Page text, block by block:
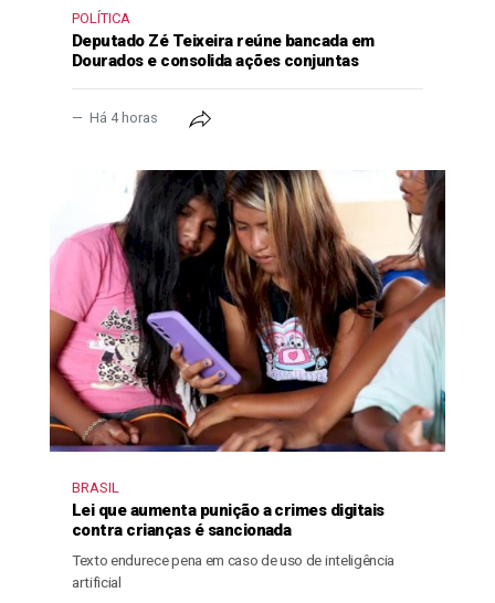
POLÍTICA
Deputado Zé Teixeira reúne bancada em
Dourados e consolida ações conjuntas
Há 4 horas
BRASIL
Lei que aumenta punição a crimes digitais
contra crianças é sancionada
Texto endurece pena em caso de uso de inteligência
artificial